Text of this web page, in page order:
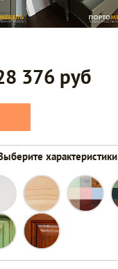
376 руб
характеристики